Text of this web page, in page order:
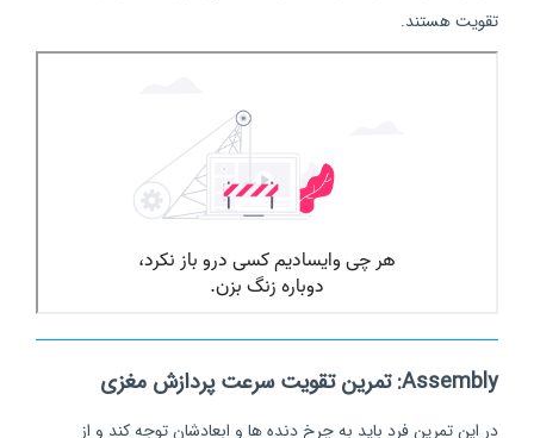
تقویت هستند.
Assembly: تمرین تقویت سرعت پردازش مغزی
در این تمرین فرد باید به چرخ دنده ها و ابعادشان توجه کند و از